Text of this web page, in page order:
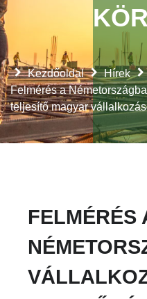
Kezdőoldal
Hírek
Felmérés a
teljesítő magyar
FELMÉRÉS